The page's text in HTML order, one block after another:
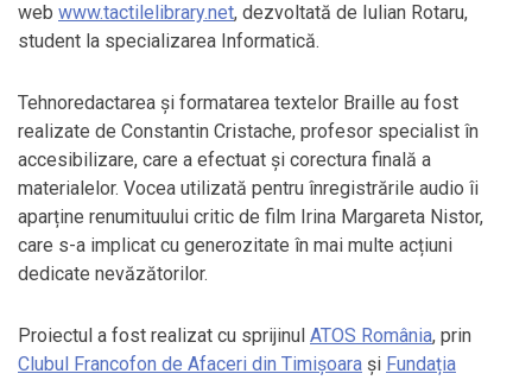
web www.tactilelibrary.net, dezvoltată de Iulian Rotaru,
student la specializarea Informatică.
Tehnoredactarea și formatarea textelor Braille au fost
realizate de Constantin Cristache, profesor specialist în
accesibilizare, care a efectuat și corectura finală a
materialelor. Vocea utilizată pentru înregistrările audio îi
aparține renumituului critic de film Irina Margareta Nistor,
care s-a implicat cu generozitate în mai multe acțiuni
dedicate nevăzătorilor.
Proiectul a fost realizat cu sprijinul ATOS România, prin
Clubul Francofon de Afaceri din Timișoara și Fundația